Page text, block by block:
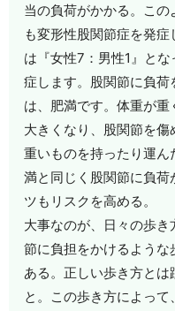
当の負荷がかかる。こ
も変形性股関節症を発
は『女性7：男性1』と
症します。股関節に負
は、肥満です。体重が
大きくなり、股関節を
重いものを持ったり運
満と同じく股関節に負
ツもリスクを高める。
大事なのが、日々の歩
節に負担をかけるよう
ある。正しい歩き方と
と。この歩き方によっ